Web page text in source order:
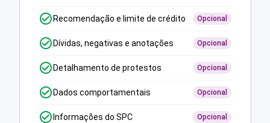
Recomendação e limite de crédito Opcional
Dívidas, negativas e anotações Opcional
Detalhamento de protestos Opcional
Dados comportamentais Opcional
Informações do SPC Opcional